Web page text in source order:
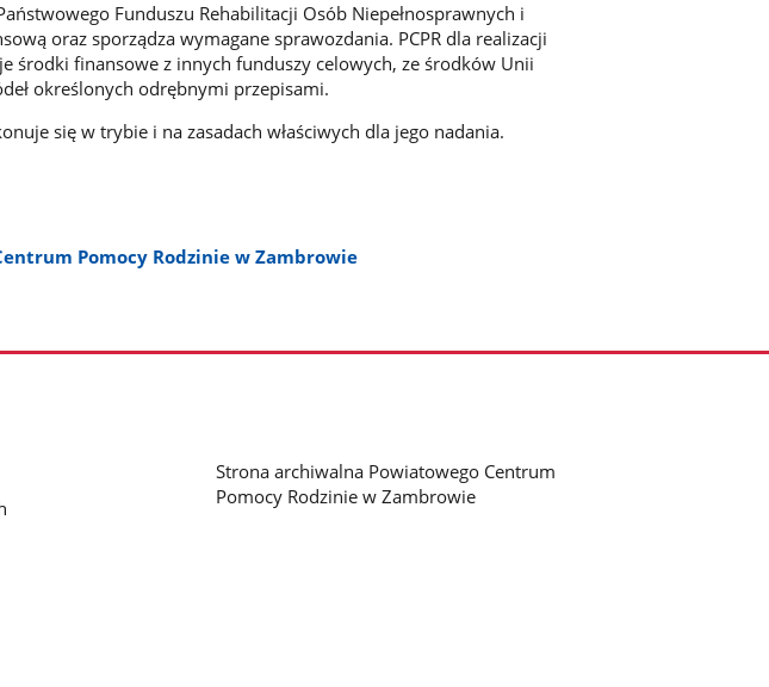
Funduszu Rehabilitacji Osób Niepełnosprawnych i
oraz sporządza wymagane sprawozdania. PCPR dla realizacji
środki finansowe z innych funduszy celowych, ze środków Unii
określonych odrębnymi przepisami.
się w trybie i na zasadach właściwych dla jego nadania.
Pomocy Rodzinie w Zambrowie
Strona archiwalna Powiatowego Centrum
Pomocy Rodzinie w Zambrowie